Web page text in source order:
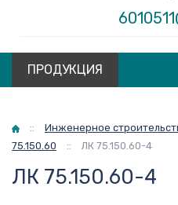
ПРОДУКЦИЯ
Главная
:: Инженерное
75.150.60
:: ЛК 75.150.60-4
ЛК 75.150.60-4